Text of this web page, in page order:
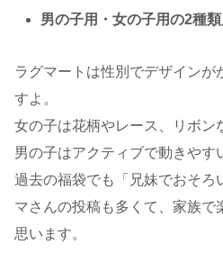
男の子用・女の子用の2種類
ラグマートは性別でデザインが
すよ。
女の子は花柄やレース、リボン
男の子はアクティブで動きやす
過去の福袋でも「兄妹でおそろ
マさんの投稿も多くて、家族で
思います。